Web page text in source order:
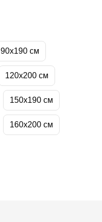
90х190 см
120х200 см
150х190 см
160х200 см